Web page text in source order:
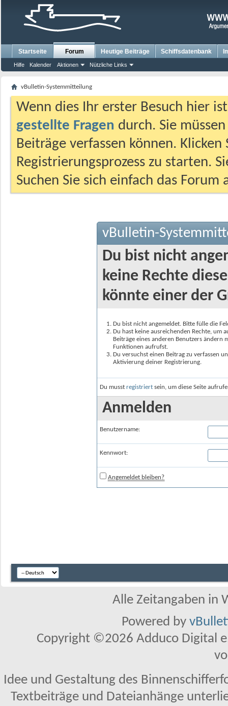
Startseite Forum
Hilfe Kalender Aktionen Nützliche Links
Heutige Beiträge Schiffsdatenbank
vBulletin-Systemmitteilung
Wenn dies Ihr erster Besuch hier
gestellte Fragen durch. Sie
Beiträge verfassen können.
Registrierungsprozess zu starten.
Suchen Sie sich einfach das
vBulletin-
Du bist nicht
keine Rechte
könnte einer der
Du bist nicht angemeldet. Bitte fülle die
Du hast keine ausreichenden Rechte, um
Beiträge eines anderen Benutzers
Funktionen aufrufst.
Du versuchst einen Beitrag zu verfassen
Aktivierung deiner Registrierung.
Du musst registriert sein, um diese Seite
Anmelden
Benutzername:
Kennwort:
Angemeldet bleiben?
Alle Zeitangaben in
Powered by
Copyright ©2026 Adduco Digital
Idee und Gestaltung des
Textbeiträge und Dateianhänge